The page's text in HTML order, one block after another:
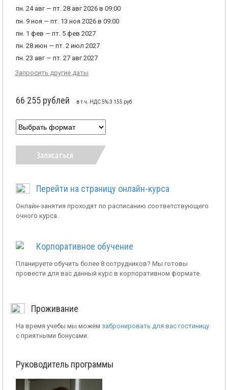
пн. 24 авг — пт. 28 авг 2026 в 09:00
пн. 9 ноя — пт. 13 ноя 2026 в 09:00
пн. 1 фев — пт. 5 фев 2027
пн. 28 июн — пт. 2 июл 2027
пн. 23 авг — пт. 27 авг 2027
Запросить другие даты
66 255 рублей в т.ч. НДС 5% 3 155 руб
Записаться
Перейти на страницу онлайн-курса
Онлайн-занятия проходят по расписанию соответствующего
очного курса.
Корпоративное обучение
Планируете обучить более 8 сотрудников? Мы готовы
провести для вас данный курс в корпоративном формате.
Проживание
На время учебы мы можем забронировать для вас гостиницу
с приятными бонусами.
Руководитель программы